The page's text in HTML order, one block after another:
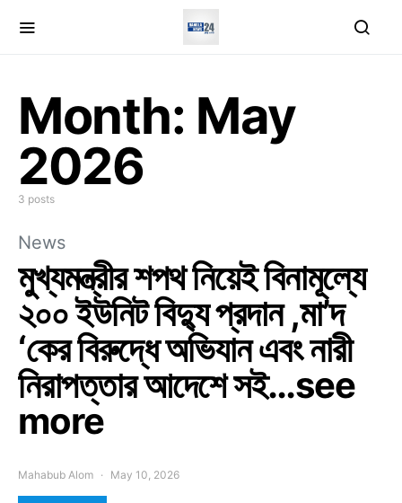
Month: May
2026
3 posts
News
মুখ্যমন্ত্রীর শপথ নিয়েই বিনামূল্যে
২০০ ইউনিট বিদ্যু প্রদান ,মা’দ
‘কের বিরুদ্ধে অভিযান এবং নারী
নিরাপত্তার আদেশে সই…see
more
Mahabub Alom May 10, 2026